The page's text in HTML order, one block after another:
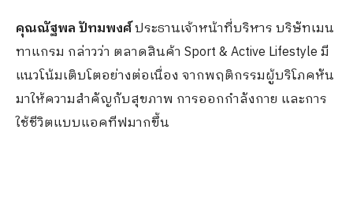
คุณณัฐพล ปัทมพงศ์ประธานเจ้าหน้าที่บริหาร บริษัทเมน
ทาแกรม กล่าวว่า ตลาดสินค้า Sport & Active Lifestyle มี
แนวโน้มเติบโตอย่างต่อเนื่อง จากพฤติกรรมผู้บริโภคหัน
มาให้ความสำคัญกับสุขภาพ การออกกำลังกาย และการ
ใช้ชีวิตแบบแอคทีฟมากขึ้น